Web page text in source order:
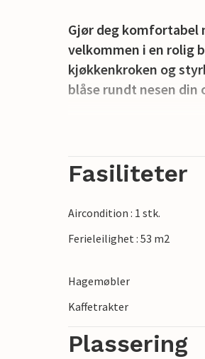
Gjør deg komfortabel
velkommen i en rolig
kjøkkenkroken og
blåse rundt nesen din
Senere kan du
forfriskende bad.
omgivelsene eller
Nyt ferien i den
Fasiliteter
Aircondition : 1 stk.
Ferieleilighet : 53 m2
Hagemøbler
Kaffetrakter
Plassering